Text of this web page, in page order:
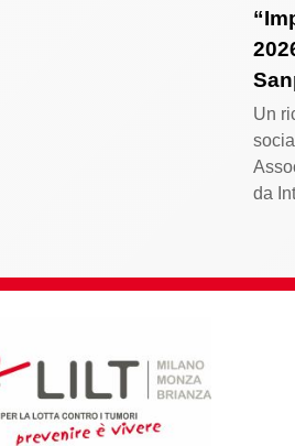
Un
da